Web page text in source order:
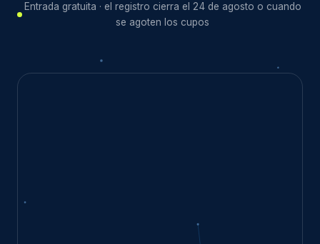
Entrada gratuita · el registro cierra el 24 de agosto o cuando
se agoten los cupos